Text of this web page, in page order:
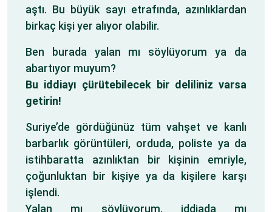
aştı. Bu büyük sayı etrafında, azınlıklardan
birkaç kişi yer alıyor olabilir.
Ben burada yalan mı söylüyorum ya da
abartıyor muyum?
Bu iddiayı çürütebilecek bir deliliniz varsa
getirin!
Suriye’de gördüğünüz tüm vahşet ve kanlı
barbarlık görüntüleri, orduda, poliste ya da
istihbaratta azınlıktan bir kişinin emriyle,
çoğunluktan bir kişiye ya da kişilere karşı
işlendi.
Yalan mı söylüyorum, iddiada mı